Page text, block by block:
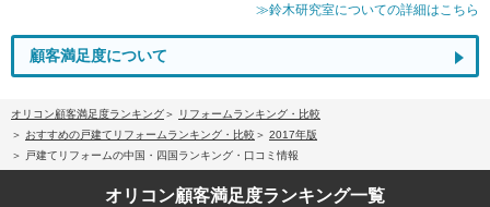
≫鈴木研究室についての詳細はこちら
顧客満足度について
オリコン顧客満足度ランキング
リフォームランキング・比較
おすすめの戸建てリフォームランキング・比較
2017年版
戸建てリフォームの中国・四国ランキング・口コミ情報
オリコン顧客満足度ランキング一覧